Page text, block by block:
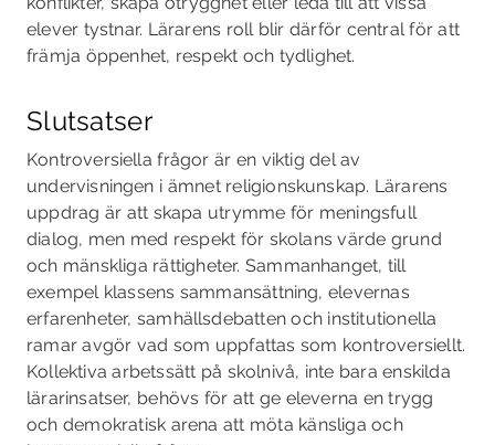
elever tystnar. Lärarens roll blir därför central för att
främja öppenhet, respekt och tydlighet.
Slutsatser
Kontroversiella frågor är en viktig del av
undervisningen i ämnet religionskunskap. Lärarens
uppdrag är att skapa utrymme för meningsfull
dialog, men med respekt för skolans värde­ grund
och mänskliga rättigheter. Sammanhanget, till
exempel klassens sammansättning, elevernas
erfarenheter, samhällsdebatten och institutionella
ramar avgör vad som uppfattas som kontroversiellt.
Kollektiva arbetssätt på skolnivå, inte bara enskilda
lärarinsatser, behövs för att ge eleverna en trygg
och demokratisk arena att möta känsliga och